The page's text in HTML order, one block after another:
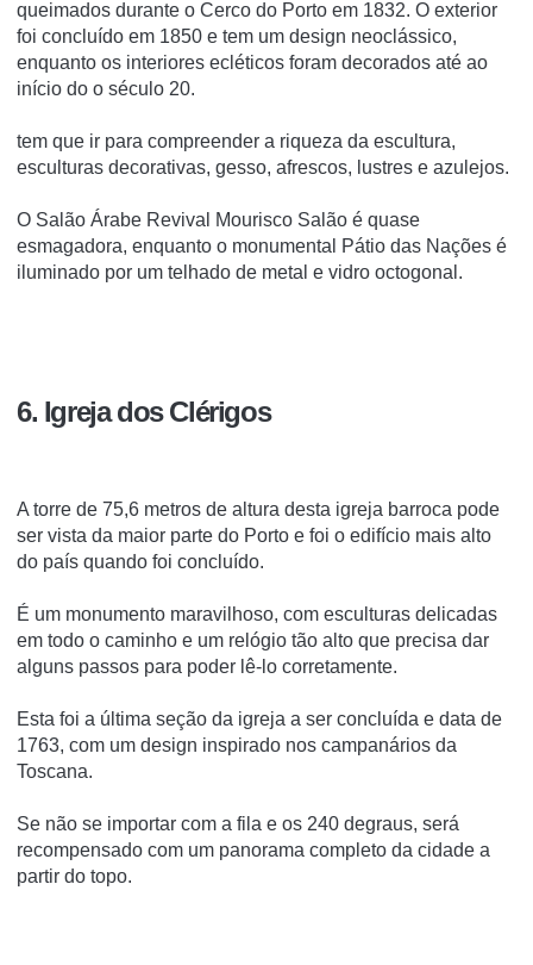
queimados durante o Cerco do Porto em 1832. O exterior
foi concluído em 1850 e tem um design neoclássico,
enquanto os interiores ecléticos foram decorados até ao
início do o século 20.
tem que ir para compreender a riqueza da escultura,
esculturas decorativas, gesso, afrescos, lustres e azulejos.
O Salão Árabe Revival Mourisco Salão é quase
esmagadora, enquanto o monumental Pátio das Nações é
iluminado por um telhado de metal e vidro octogonal.
6. Igreja dos Clérigos
A torre de 75,6 metros de altura desta igreja barroca pode
ser vista da maior parte do Porto e foi o edifício mais alto
do país quando foi concluído.
É um monumento maravilhoso, com esculturas delicadas
em todo o caminho e um relógio tão alto que precisa dar
alguns passos para poder lê-lo corretamente.
Esta foi a última seção da igreja a ser concluída e data de
1763, com um design inspirado nos campanários da
Toscana.
Se não se importar com a fila e os 240 degraus, será
recompensado com um panorama completo da cidade a
partir do topo.